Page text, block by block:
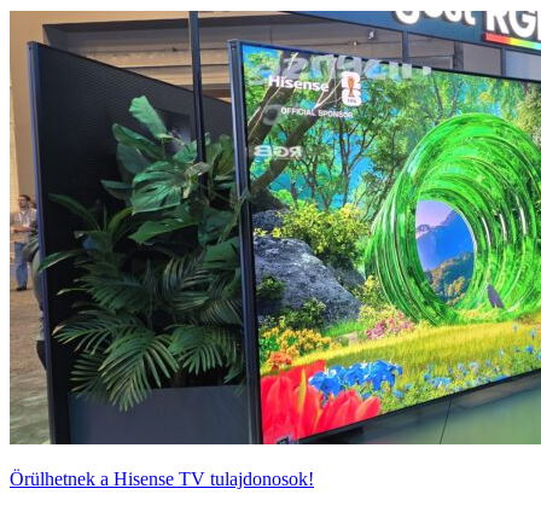
Örülhetnek a Hisense TV tulajdonosok!